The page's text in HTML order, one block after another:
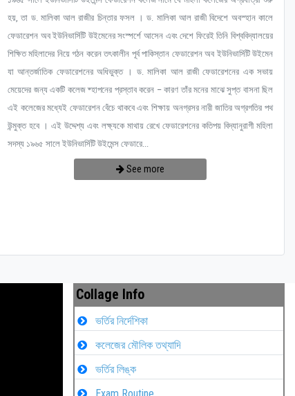
হয়, তা ড. মালিকা আল রাজীর চিন্তার ফসল । ড. মালিকা আল রাজী বিদেশে অবস্হান কালে
ফেডারেশন অব ইউনিভার্সিটি উইমেনের সংস্পর্শে আসেন এবং দেশে ফিরেই তিনি বিশ্ববিদ্যালয়ের
শিক্ষিত মহিলাদের নিয়ে গঠন করেন তৎকালীন পূর্ব পাকিস্তান ফেডারেশন অব ইউনিভার্সিটি উইমেন
যা আন্তর্জাতিক ফেডারেশনের অধিভুক্ত । ড. মালিকা আল রাজী ফেডারেশনের এক সভায়
মেয়েদের জন্য একটি কলেজ ষ্হাপনের প্রস্তাব করেন – কারণ তাঁর মনের মাঝে সুপ্ত বাসনা ছিল
এই কলেজের মধ্যেই ফেডারেশন বেঁচে থাকবে এবং শিক্ষায় অনগ্রসর নারী জাতির অগ্রগতির পথ
উন্মুক্ত হবে । এই উদ্দেশ্য এবং লক্ষ্যকে মাথায় রেখে ফেডারেশনের কতিপয় বিদ্যানুরাগী মহিলা
সদস্য ১৯৬৫ সালে ইউনিভার্সিটি উইমেন্স ফেডারে...
See more
Collage Info
ভর্তির নির্দেশিকা
কলেজের মৌলিক তথ্যাদি
ভর্তির লিঙ্ক